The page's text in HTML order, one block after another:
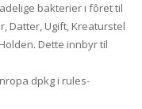
bakterier i fôret til
Datter, Ugift, Kreaturstel
Dette innbyr til
dpkg i rules-